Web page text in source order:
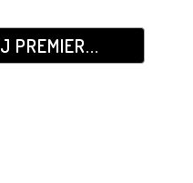
PREMIER...